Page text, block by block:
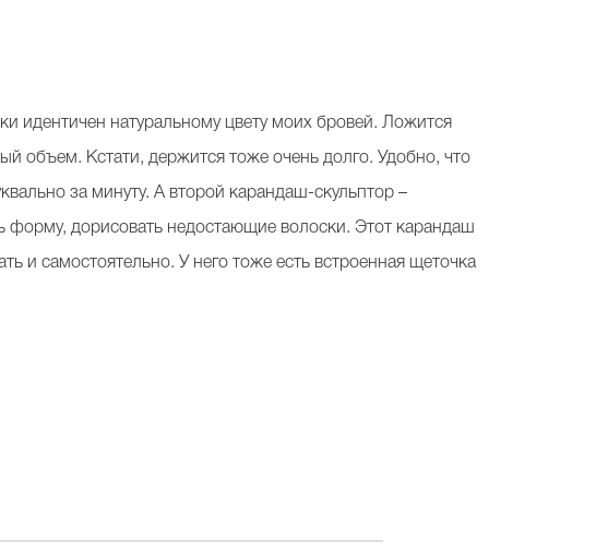
идентичен натуральному цвету моих бровей. Ложится
объем. Кстати, держится тоже очень долго. Удобно, что
за минуту. А второй карандаш-скульптор –
дорисовать недостающие волоски. Этот карандаш
и самостоятельно. У него тоже есть встроенная щеточка